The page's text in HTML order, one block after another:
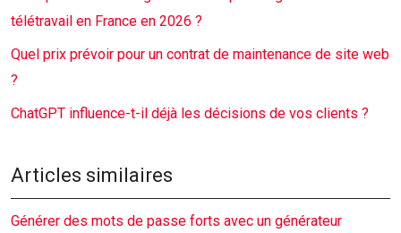
télétravail en France en 2026 ?
Quel prix prévoir pour un contrat de maintenance de site web
?
ChatGPT influence-t-il déjà les décisions de vos clients ?
Articles similaires
Générer des mots de passe forts avec un générateur